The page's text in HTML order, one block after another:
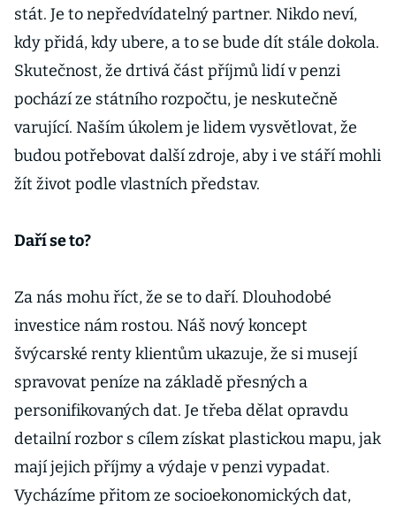
stát. Je to nepředvídatelný partner. Nikdo neví,
kdy přidá, kdy ubere, a to se bude dít stále dokola.
Skutečnost, že drtivá část příjmů lidí v penzi
pochází ze státního rozpočtu, je neskutečně
varující. Naším úkolem je lidem vysvětlovat, že
budou potřebovat další zdroje, aby i ve stáří mohli
žít život podle vlastních představ.
Daří se to?
Za nás mohu říct, že se to daří. Dlouhodobé
investice nám rostou. Náš nový koncept
švýcarské renty klientům ukazuje, že si musejí
spravovat peníze na základě přesných a
personifikovaných dat. Je třeba dělat opravdu
detailní rozbor s cílem získat plastickou mapu, jak
mají jejich příjmy a výdaje v penzi vypadat.
Vycházíme přitom ze socioekonomických dat,